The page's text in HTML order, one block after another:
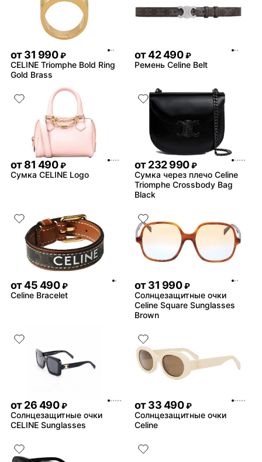
от31 990 ₽
CELINE Triomphe Bold Ring
Gold Brass
от42 490 ₽
Ремень Celine Belt
от81 490 ₽
Сумка CELINE Logo
от232 990 ₽
Сумка через плечо Celine
Triomphe Crossbody Bag
Black
от45 490 ₽
Celine Bracelet
от31 990 ₽
Солнцезащитные очки
Celine Square Sunglasses
Brown
от26 490 ₽
Солнцезащитные очки
CELINE Sunglasses
от33 490 ₽
Солнцезащитные очки
Celine